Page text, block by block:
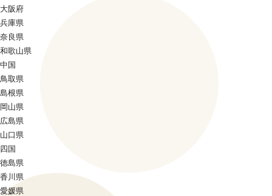
大阪府
兵庫県
奈良県
和歌山県
中国
鳥取県
島根県
岡山県
広島県
山口県
四国
徳島県
香川県
愛媛県